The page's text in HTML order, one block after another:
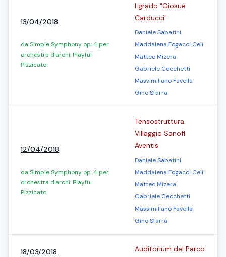
13/04/2018
da Simple Symphony op. 4 per
orchestra d'archi: Playful
Pizzicato
I grado "Giosuè
Carducci"
Daniele Sabatini
Maddalena Fogacci Celi
Matteo Mizera
Gabriele Cecchetti
Massimiliano Favella
Gino Sfarra
12/04/2018
da Simple Symphony op. 4 per
orchestra d'archi: Playful
Pizzicato
Tensostruttura
Villaggio Sanofi
Aventis
Daniele Sabatini
Maddalena Fogacci Celi
Matteo Mizera
Gabriele Cecchetti
Massimiliano Favella
Gino Sfarra
18/03/2018 Auditorium del Parco